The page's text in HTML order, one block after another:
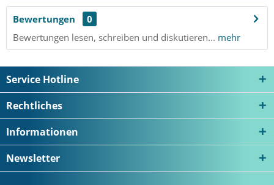
Bewertungen
0
Bewertungen lesen, schreiben und diskutieren... mehr
Service Hotline
Rechtliches
Informationen
Newsletter